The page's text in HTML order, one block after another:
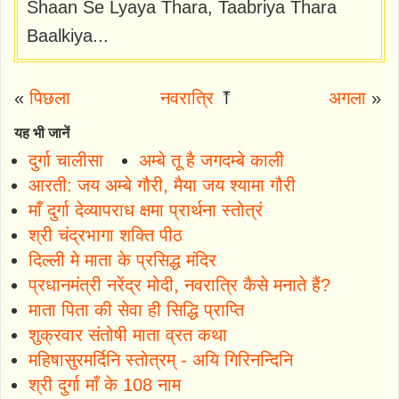
Shaan Se Lyaya Thara, Taabriya Thara
Baalkiya...
«पिछला नवरात्रि ⤒ अगला»
यह भी जानें
दुर्गा चालीसा
अम्बे तू है जगदम्बे काली
आरती: जय अम्बे गौरी, मैया जय श्यामा गौरी
माँ दुर्गा देव्यापराध क्षमा प्रार्थना स्तोत्रं
श्री चंद्रभागा शक्ति पीठ
दिल्ली मे माता के प्रसिद्ध मंदिर
प्रधानमंत्री नरेंद्र मोदी, नवरात्रि कैसे मनाते हैं?
माता पिता की सेवा ही सिद्धि प्राप्ति
शुक्रवार संतोषी माता व्रत कथा
महिषासुरमर्दिनि स्तोत्रम् - अयि गिरिनन्दिनि
श्री दुर्गा माँ के 108 नाम